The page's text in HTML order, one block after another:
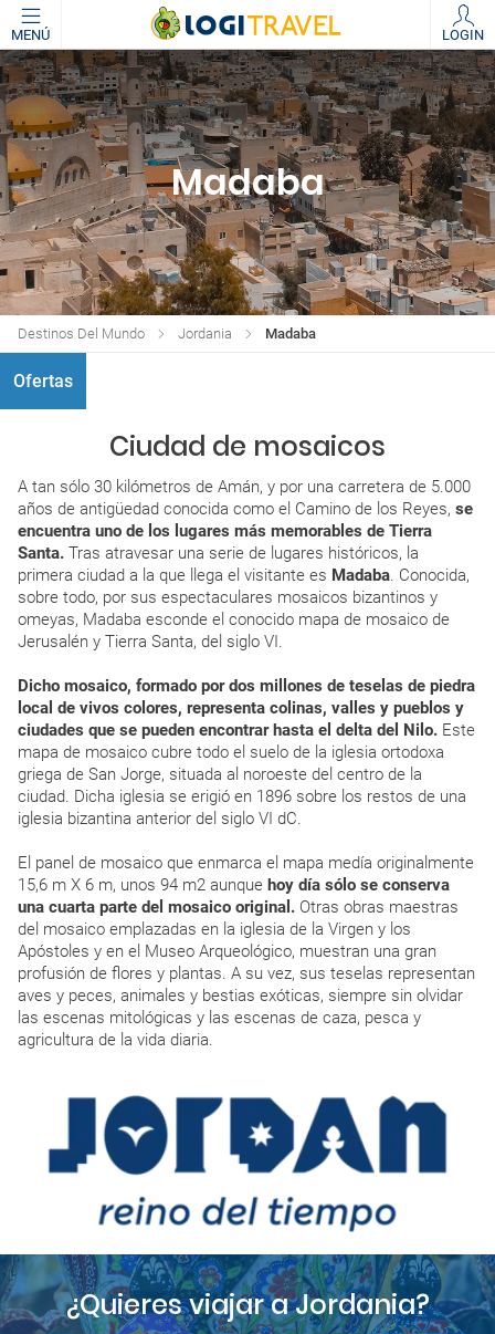
MENÚ LOGIN
Madaba
Madaba
Jordania
Destinos Del Mundo
Ofertas
Ciudad de mosaicos
A tan sólo 30 kilómetros de Amán, y por una carretera de 5.000
años de antigüedad conocida como el Camino de los Reyes, se
encuentra uno de los lugares más memorables de Tierra
Santa. Tras atravesar una serie de lugares históricos, la
primera ciudad a la que llega el visitante es Madaba. Conocida,
sobre todo, por sus espectaculares mosaicos bizantinos y
omeyas, Madaba esconde el conocido mapa de mosaico de
Jerusalén y Tierra Santa, del siglo VI.
Dicho mosaico, formado por dos millones de teselas de piedra
local de vivos colores, representa colinas, valles y pueblos y
ciudades que se pueden encontrar hasta el delta del Nilo. Este
mapa de mosaico cubre todo el suelo de la iglesia ortodoxa
griega de San Jorge, situada al noroeste del centro de la
ciudad. Dicha iglesia se erigió en 1896 sobre los restos de una
iglesia bizantina anterior del siglo VI dC.
El panel de mosaico que enmarca el mapa medía originalmente
15,6 m X 6 m, unos 94 m2 aunque hoy día sólo se conserva
una cuarta parte del mosaico original. Otras obras maestras
del mosaico emplazadas en la iglesia de la Virgen y los
Apóstoles y en el Museo Arqueológico, muestran una gran
profusión de flores y plantas. A su vez, sus teselas representan
aves y peces, animales y bestias exóticas, siempre sin olvidar
las escenas mitológicas y las escenas de caza, pesca y
agricultura de la vida diaria.
¿Quieres viajar a Jordania?